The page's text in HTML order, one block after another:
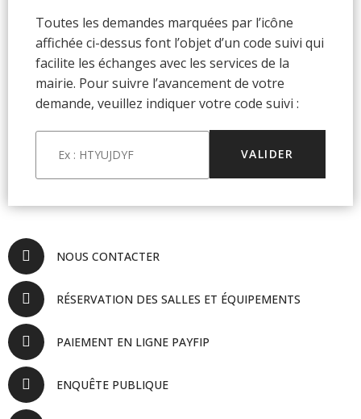
Toutes les demandes marquées par l’icône
affichée ci-dessus font l’objet d’un code suivi qui
facilite les échanges avec les services de la
mairie. Pour suivre l’avancement de votre
demande, veuillez indiquer votre code suivi :
NOUS CONTACTER
RÉSERVATION DES SALLES ET ÉQUIPEMENTS
PAIEMENT EN LIGNE PAYFIP
ENQUÊTE PUBLIQUE